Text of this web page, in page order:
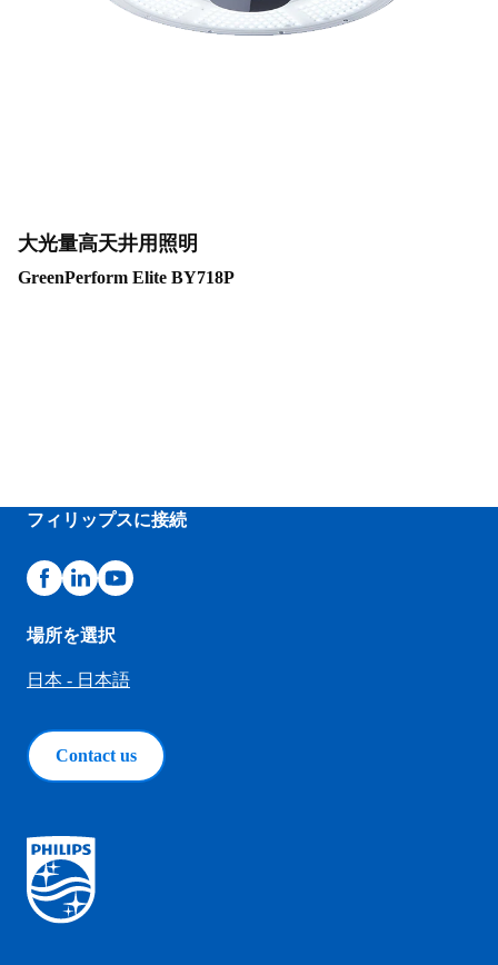
大光量高天井用照明
GreenPerform Elite BY718P
フィリップスに接続
場所を選択
日本 - 日本語
Contact us